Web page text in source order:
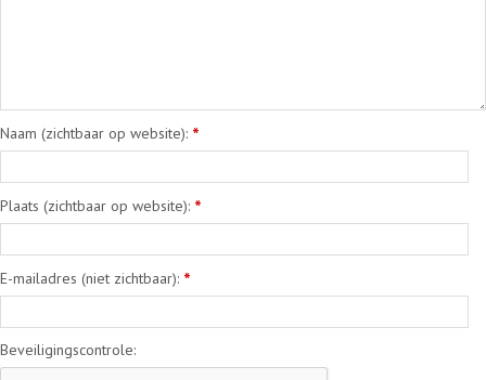
Naam (zichtbaar op website): *
Plaats (zichtbaar op website): *
E-mailadres (niet zichtbaar): *
Beveiligingscontrole: